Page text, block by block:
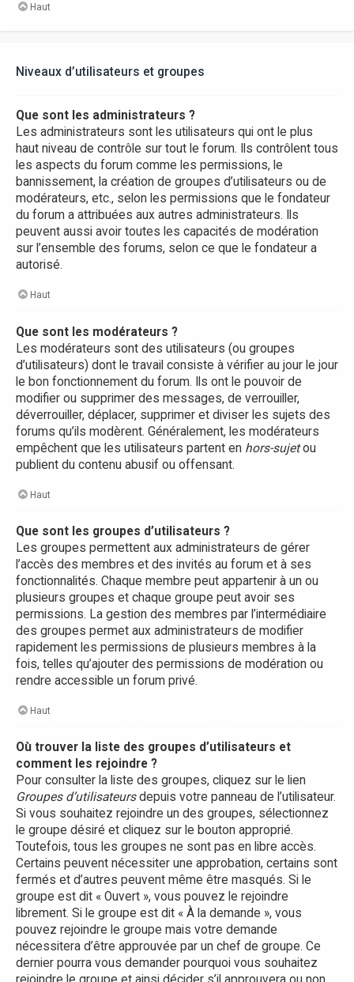
Haut
Niveaux d’utilisateurs et groupes
Que sont les administrateurs ?
Les administrateurs sont les utilisateurs qui ont le plus
haut niveau de contrôle sur tout le forum. Ils contrôlent tous
les aspects du forum comme les permissions, le
bannissement, la création de groupes d’utilisateurs ou de
modérateurs, etc., selon les permissions que le fondateur
du forum a attribuées aux autres administrateurs. Ils
peuvent aussi avoir toutes les capacités de modération
sur l’ensemble des forums, selon ce que le fondateur a
autorisé.
Haut
Que sont les modérateurs ?
Les modérateurs sont des utilisateurs (ou groupes
d’utilisateurs) dont le travail consiste à vérifier au jour le jour
le bon fonctionnement du forum. Ils ont le pouvoir de
modifier ou supprimer des messages, de verrouiller,
déverrouiller, déplacer, supprimer et diviser les sujets des
forums qu’ils modèrent. Généralement, les modérateurs
empêchent que les utilisateurs partent en hors-sujetou
publient du contenu abusif ou offensant.
Haut
Que sont les groupes d’utilisateurs ?
Les groupes permettent aux administrateurs de gérer
l’accès des membres et des invités au forum et à ses
fonctionnalités. Chaque membre peut appartenir à un ou
plusieurs groupes et chaque groupe peut avoir ses
permissions. La gestion des membres par l’intermédiaire
des groupes permet aux administrateurs de modifier
rapidement les permissions de plusieurs membres à la
fois, telles qu’ajouter des permissions de modération ou
rendre accessible un forum privé.
Haut
Où trouver la liste des groupes d’utilisateurs et
comment les rejoindre ?
Pour consulter la liste des groupes, cliquez sur le lien
Groupes d’utilisateursdepuis votre panneau de l’utilisateur.
Si vous souhaitez rejoindre un des groupes, sélectionnez
le groupe désiré et cliquez sur le bouton approprié.
Toutefois, tous les groupes ne sont pas en libre accès.
Certains peuvent nécessiter une approbation, certains sont
fermés et d’autres peuvent même être masqués. Si le
groupe est dit « Ouvert », vous pouvez le rejoindre
librement. Si le groupe est dit « À la demande », vous
pouvez rejoindre le groupe mais votre demande
nécessitera d’être approuvée par un chef de groupe. Ce
dernier pourra vous demander pourquoi vous souhaitez